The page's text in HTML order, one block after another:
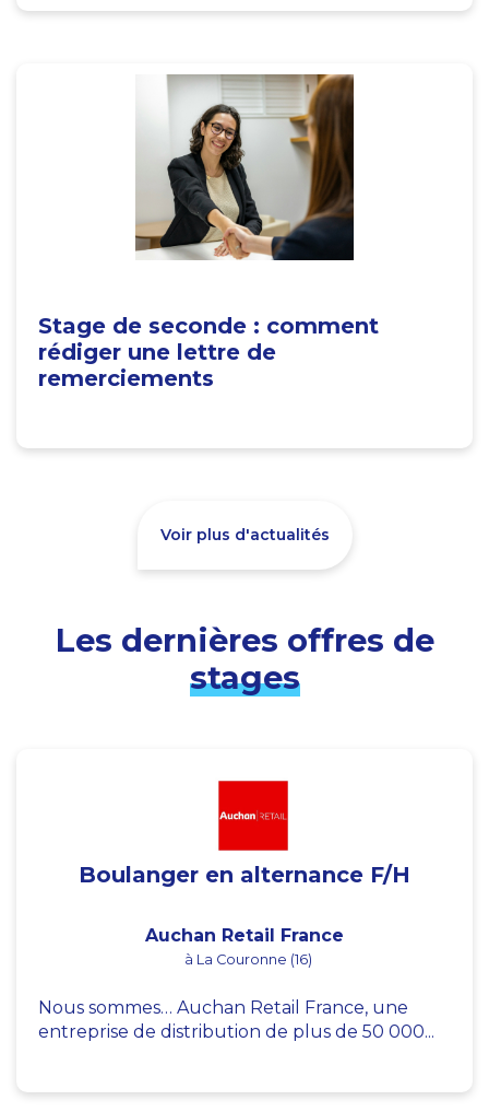
Stage de seconde : comment
rédiger une lettre de
remerciements
Voir plus d'actualités
Les dernières offres de
stages
Boulanger en alternance F/H
Auchan Retail France
à La Couronne (16)
Nous sommes… Auchan Retail France, une
entreprise de distribution de plus de 50 000...